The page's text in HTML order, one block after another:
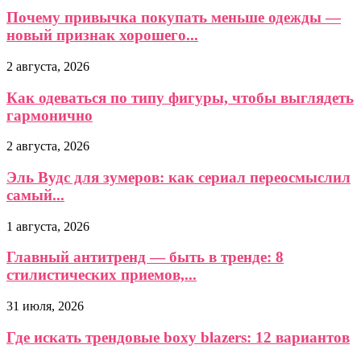
Почему привычка покупать меньше одежды —
новый признак хорошего...
2 августа, 2026
Как одеваться по типу фигуры, чтобы выглядеть
гармонично
2 августа, 2026
Эль Вудс для зумеров: как сериал переосмыслил
самый...
1 августа, 2026
Главный антитренд — быть в тренде: 8
стилистических приемов,...
31 июля, 2026
Где искать трендовые boxy blazers: 12 вариантов